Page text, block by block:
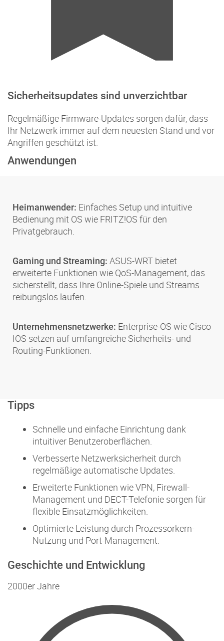
Sicherheitsupdates sind unverzichtbar
Regelmäßige Firmware-Updates sorgen dafür, dass
Ihr Netzwerk immer auf dem neuesten Stand und vor
Angriffen geschützt ist.
Anwendungen
Heimanwender: Einfaches Setup und intuitive
Bedienung mit OS wie FRITZ!OS für den
Privatgebrauch.
Gaming und Streaming: ASUS-WRT bietet
erweiterte Funktionen wie QoS-Management, das
sicherstellt, dass Ihre Online-Spiele und Streams
reibungslos laufen.
Unternehmensnetzwerke: Enterprise-OS wie Cisco
IOS setzen auf umfangreiche Sicherheits- und
Routing-Funktionen.
Tipps
Schnelle und einfache Einrichtung dank
intuitiver Benutzeroberflächen.
Verbesserte Netzwerksicherheit durch
regelmäßige automatische Updates.
Erweiterte Funktionen wie VPN, Firewall-
Management und DECT-Telefonie sorgen für
flexible Einsatzmöglichkeiten.
Optimierte Leistung durch Prozessorkern-
Nutzung und Port-Management.
Geschichte und Entwicklung
2000er Jahre